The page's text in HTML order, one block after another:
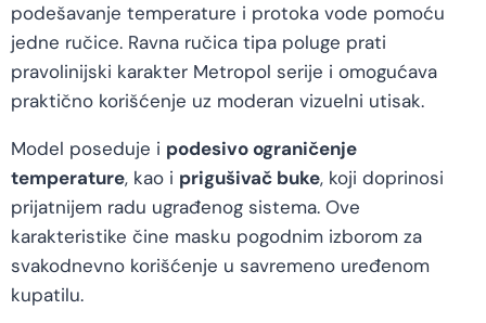
podešavanje temperature i protoka vode pomoću
jedne ručice. Ravna ručica tipa poluge prati
pravolinijski karakter Metropol serije i omogućava
praktično korišćenje uz moderan vizuelni utisak.
Model poseduje i podesivo ograničenje
temperature, kao i prigušivač buke, koji doprinosi
prijatnijem radu ugrađenog sistema. Ove
karakteristike čine masku pogodnim izborom za
svakodnevno korišćenje u savremeno uređenom
kupatilu.